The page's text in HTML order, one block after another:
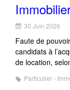
30 Juin 2026
Faute de
candidats à
de location,
Particulier -